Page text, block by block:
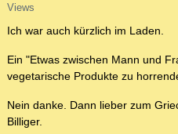
Views
Ich war auch kürzlich im Laden.
Ein "Etwas zwischen Mann und
vegetarische Produkte zu
Nein danke. Dann lieber zum
Billiger.